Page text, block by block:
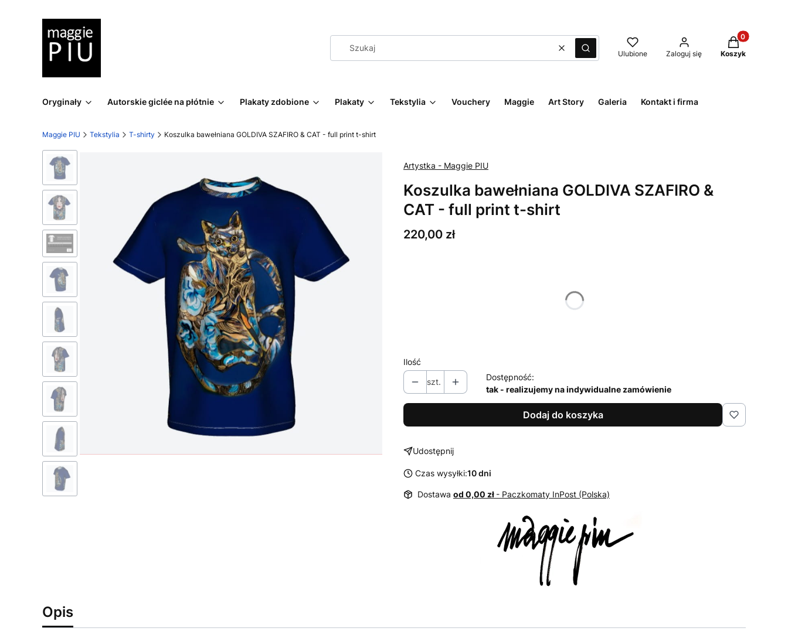
WyczyśćSzukaj Ulubione Zaloguj się
Produkty w
Koszyk
Oryginały Autorskie giclée na płótnie Plakaty zdobione Plakaty Tekstylia Vouchery Maggie Art Story Galeria Kontakt i firma
Maggie PIU Tekstylia T-shirty Koszulka bawełniana GOLDIVA SZAFIRO & CAT - full print t-shirt
Artystka - Maggie PIU
Koszulka bawełniana GOLDIVA SZAFIRO &
CAT - full print t-shirt
Cena
220,00 zł
Ilość
szt.
Dostępność:
tak - realizujemy na indywidualne zamówienie
Dodaj do koszyka
Udostępnij
Czas wysyłki:10 dni
Dostawa od 0,00 zł - Paczkomaty InPost (Polska)
Opis